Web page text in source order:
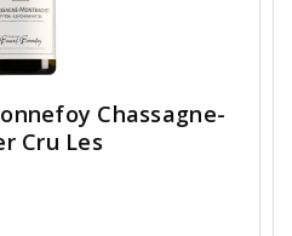
Chassagne-
Cru Les